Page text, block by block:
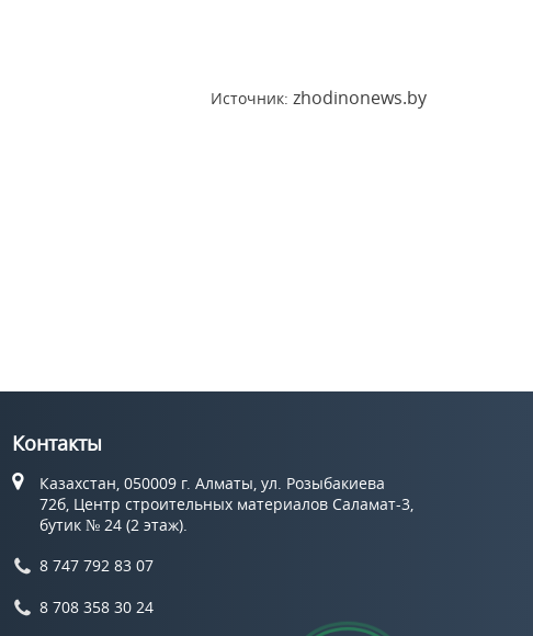
Источник: zhodinonews.by
Контакты
Казахстан, 050009 г. Алматы, ул. Розыбакиева
72б, Центр строительных материалов Саламат-3,
бутик № 24 (2 этаж).
8 747 792 83 07
8 708 358 30 24